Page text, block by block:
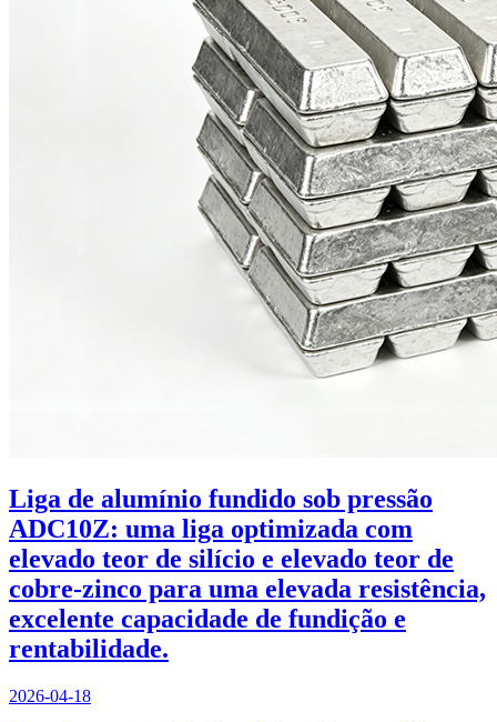
Liga de alumínio fundido sob pressão
ADC10Z: uma liga optimizada com
elevado teor de silício e elevado teor de
cobre-zinco para uma elevada resistência,
excelente capacidade de fundição e
rentabilidade.
2026-04-18